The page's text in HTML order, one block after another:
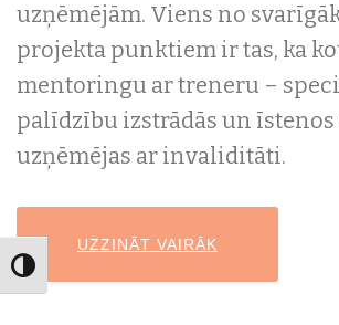
Toggle High Contrast
uzņēmējām. Viens no
projekta punktiem ir tas, ka
mentoringu ar treneru –
palīdzību izstrādās un
uzņēmējas ar invaliditāti.
HEADER BUTTON
UZZINĀT VAIRĀK